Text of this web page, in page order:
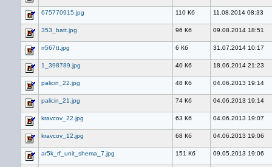
675770915.jpg 110 Кб 11.08.2014 08:33
353_batt.jpg 96 Кб 09.08.2014 18:51
rr567tt.jpg 6 Кб 31.07.2014 10:17
1_398789.jpg 40 Кб 18.06.2014 21:23
palicin_22.jpg 48 Кб 04.06.2013 19:14
palicin_21.jpg 74 Кб 04.06.2013 19:14
kravcov_22.jpg 63 Кб 04.06.2013 19:07
kravcov_12.jpg 68 Кб 04.06.2013 19:06
ar5k_rf_unit_shema_7.jpg 151 Кб 09.05.2013 19:06